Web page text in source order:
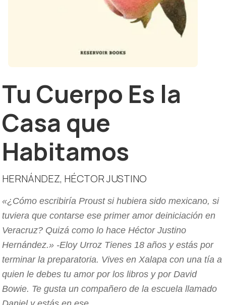
Tu Cuerpo Es la
Casa que
Habitamos
HERNÁNDEZ, HÉCTOR JUSTINO
«¿Cómo escribiría Proust si hubiera sido mexicano, si
tuviera que contarse ese primer amor deiniciación en
Veracruz? Quizá como lo hace Héctor Justino
Hernández.» -Eloy Urroz Tienes 18 años y estás por
terminar la preparatoria. Vives en Xalapa con una tía a
quien le debes tu amor por los libros y por David
Bowie. Te gusta un compañero de la escuela llamado